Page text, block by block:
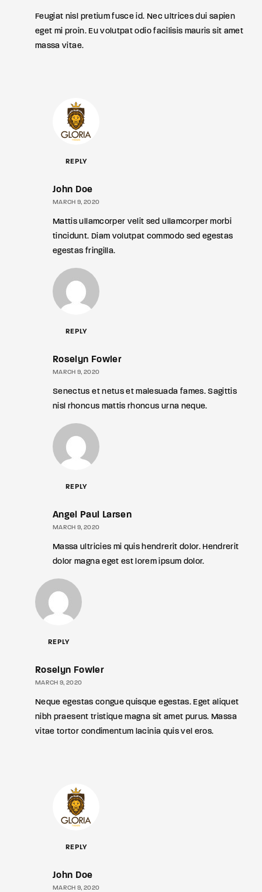
Feugiat nisl pretium fusce id. Nec ultrices dui sapien
eget mi proin. Eu volutpat odio facilisis mauris sit amet
massa vitae.
REPLY
John Doe
MARCH 9, 2020
Mattis ullamcorper velit sed ullamcorper morbi
tincidunt. Diam volutpat commodo sed egestas
egestas fringilla.
REPLY
Roselyn Fowler
MARCH 9, 2020
Senectus et netus et malesuada fames. Sagittis
nisl rhoncus mattis rhoncus urna neque.
REPLY
Angel Paul Larsen
MARCH 9, 2020
Massa ultricies mi quis hendrerit dolor. Hendrerit
dolor magna eget est lorem ipsum dolor.
REPLY
Roselyn Fowler
MARCH 9, 2020
Neque egestas congue quisque egestas. Eget aliquet
nibh praesent tristique magna sit amet purus. Massa
vitae tortor condimentum lacinia quis vel eros.
REPLY
John Doe
MARCH 9, 2020